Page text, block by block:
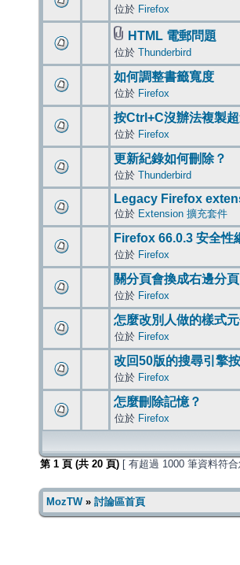
位於 Firefox
HTML 電郵問題
位於 Thunderbird
如何調整書籤寬度
位於 Firefox
按Ctrl+C沒辦法複製
位於 Firefox
更新紀錄如何刪除？
位於 Thunderbird
Legacy Firefox
位於 Extension 擴充套件
Firefox 66.0.3 安全性
位於 Firefox
關分頁會換成右邊分頁
位於 Firefox
怎麼改別人做的樣式元
位於 Firefox
改回50版的搜尋引擎
位於 Firefox
怎麼刪除記憶？
位於 Firefox
第 1 頁 (共 20 頁) [ 有超過 1000 筆資料符
MozTW» 討論區首頁